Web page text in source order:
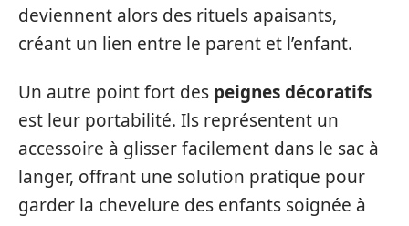
deviennent alors des rituels apaisants,
créant un lien entre le parent et l’enfant.
Un autre point fort des peignes décoratifs
est leur portabilité. Ils représentent un
accessoire à glisser facilement dans le sac à
langer, offrant une solution pratique pour
garder la chevelure des enfants soignée à